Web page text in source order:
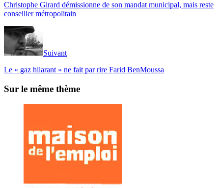
Christophe Girard démissionne de son mandat municipal, mais reste
conseiller métropolitain
Suivant
Le « gaz hilarant » ne fait par rire Farid BenMoussa
Sur le même thème